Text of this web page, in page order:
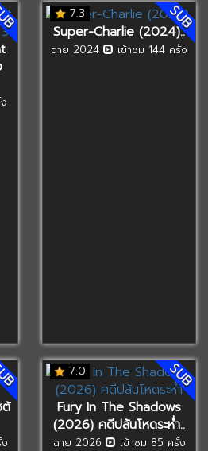
7.3 SUB
Super-Charlie (2024)..
ฉาย 2024 เข้าชม 144 ครั้ง
7.0 SUB
Fury In The Shadows
(2026) คดีปล้นโหดระห่ำ..
ฉาย 2026 เข้าชม 85 ครั้ง